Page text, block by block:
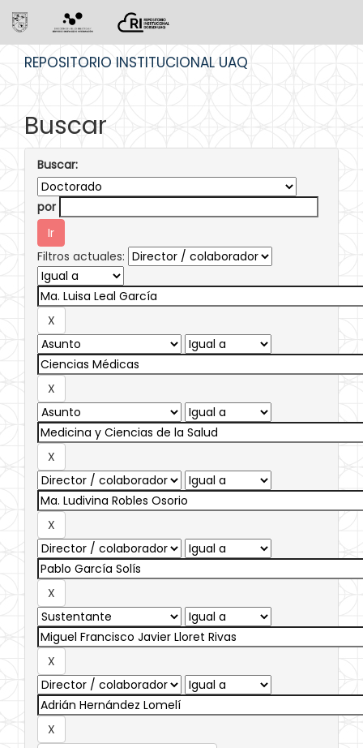
REPOSITORIO INSTITUCIONAL UAQ
Buscar
Buscar:
por
Filtros actuales: